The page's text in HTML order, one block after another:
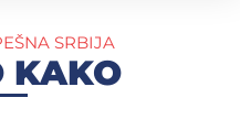
SRBIJA
KAKO